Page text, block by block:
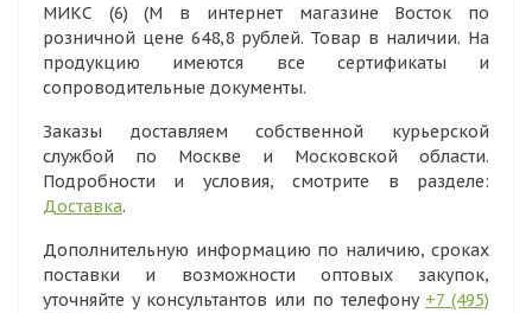
МИКС (6) (М в интернет магазине Восток по
розничной цене 648,8 рублей. Товар в наличии. На
продукцию имеются все сертификаты и
сопроводительные документы.
Заказы доставляем собственной курьерской
службой по Москве и Московской области.
Подробности и условия, смотрите в разделе:
Доставка.
Дополнительную информацию по наличию, сроках
поставки и возможности оптовых закупок,
уточняйте у консультантов или по телефону +7 (495)